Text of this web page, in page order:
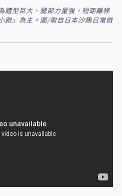
體型巨大、腿部力量強，短距離移
跑」為主。圖/取自日本沙鵰日常微